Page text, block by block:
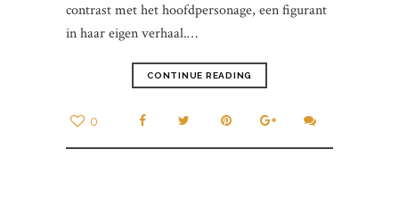
contrast met het hoofdpersonage, een figurant
in haar eigen verhaal.…
CONTINUE READING
0